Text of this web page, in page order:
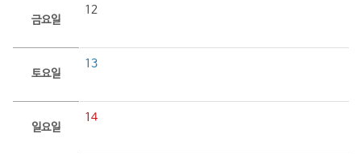
금요일
12
토요일
13
일요일
14